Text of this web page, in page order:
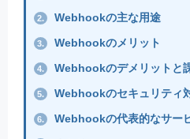
2. Webhookの主な用途
3. Webhookのメリット
4. Webhookのデメリットと
5. Webhookのセキュリティ
6. Webhookの代表的なサー